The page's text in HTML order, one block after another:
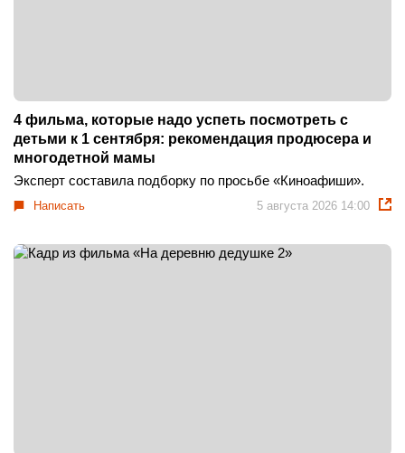
4 фильма, которые надо успеть посмотреть с
детьми к 1 сентября: рекомендация продюсера и
многодетной мамы
Эксперт составила подборку по просьбе «Киноафиши».
Написать 5 августа 2026 14:00